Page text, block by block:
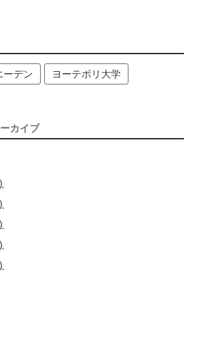
ーデン ヨーテボリ大学
カイブ